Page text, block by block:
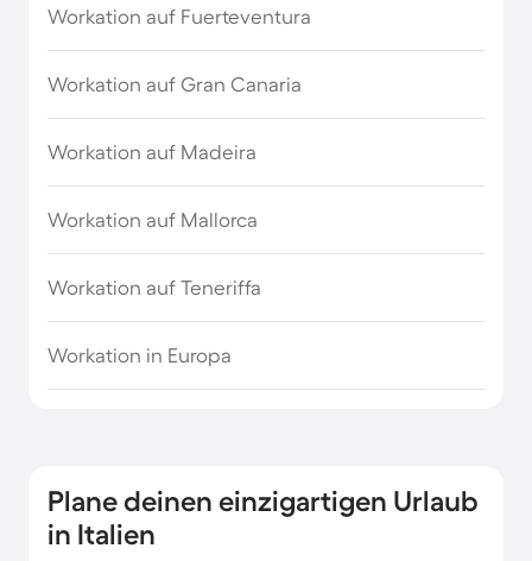
Workation auf Fuerteventura
Workation auf Gran Canaria
Workation auf Madeira
Workation auf Mallorca
Workation auf Teneriffa
Workation in Europa
Plane deinen einzigartigen Urlaub
in Italien